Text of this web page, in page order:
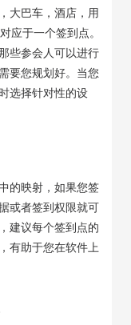
大巴车，酒店，用
应于一个签到点。
些参会人可以进行
要您规划好。当您
选择针对性的设
的映射，如果您签
或者签到权限就可
建议每个签到点的
有助于您在软件上